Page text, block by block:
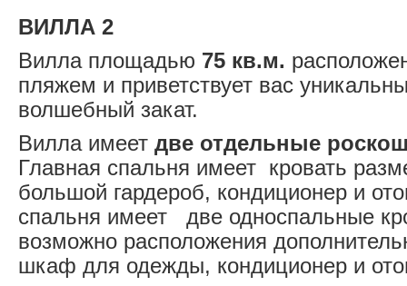
ВИЛЛА 2
Вилла площадью 75 кв.м.
пляжем и приветствует вас
волшебный закат.
Вилла имеет две отдельные
Главная спальня имеет кровать
большой гардероб, кондиционер и
спальня имеет две односпальные
возможно расположения
шкаф для одежды, кондиционер и